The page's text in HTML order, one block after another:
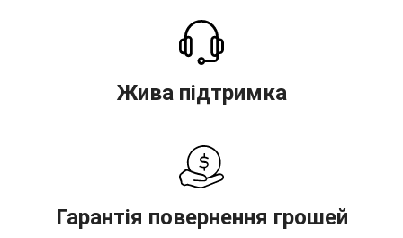
Жива підтримка
Гарантія повернення грошей